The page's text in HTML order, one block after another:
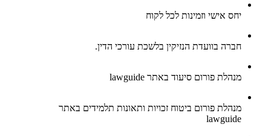
יחס אישי וזמינות לכל לקוח
חברה בוועדת הנזיקין בלשכת עורכי הדין.
מנהלת פורום סיעוד באתר lawguide
מנהלת פורום ביטוח זכויות ותאונות תלמידים באתר
lawguide